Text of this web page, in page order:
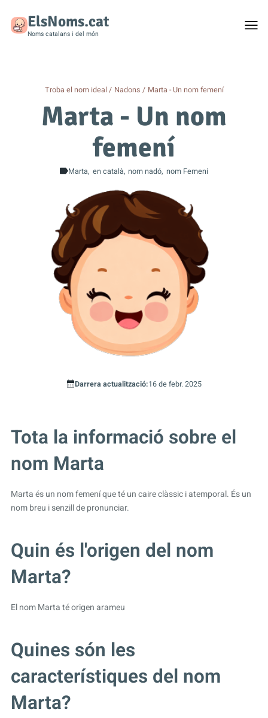
ElsNoms.cat
Noms catalans i del món
Troba el nom ideal Nadons Marta - Un nom femení
Marta - Un nom
femení
Marta en català nom nadó nom Femení
Darrera actualització:16 de febr. 2025
Tota la informació sobre el
nom Marta
Marta és un nom femení que té un caire clàssic i atemporal. És un
nom breu i senzill de pronunciar.
Quin és l'origen del nom
Marta?
El nom Marta té origen arameu
Quines són les
característiques del nom
Marta?